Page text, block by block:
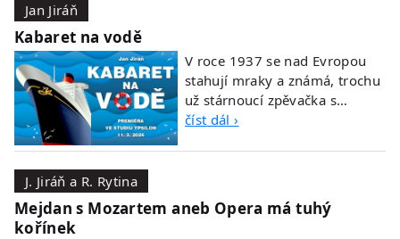
Jan Jiráň
Kabaret na vodě
V roce 1937 se nad Evropou
stahují mraky a známá, trochu
už stárnoucí zpěvačka s…
číst dál ›
J. Jiráň a R. Rytina
Mejdan s Mozartem aneb Opera má tuhý
kořínek